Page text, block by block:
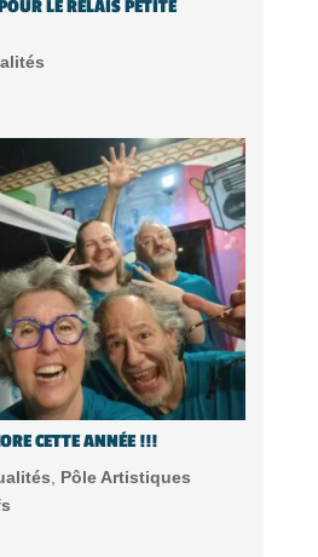
LE RELAIS PETITE
CETTE ANNÉE !!!
Pôle Artistiques